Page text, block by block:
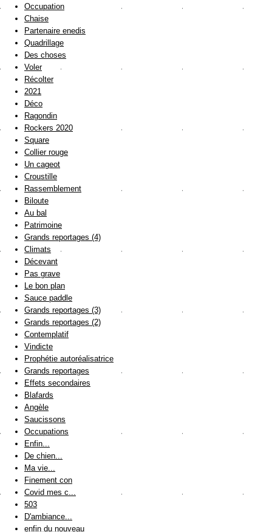
Occupation
Chaise
Partenaire enedis
Quadrillage
Des choses
Voler
Récolter
2021
Déco
Ragondin
Rockers 2020
Square
Collier rouge
Un cageot
Croustille
Rassemblement
Biloute
Au bal
Patrimoine
Grands reportages (4)
Climats
Décevant
Pas grave
Le bon plan
Sauce paddle
Grands reportages (3)
Grands reportages (2)
Contemplatif
Vindicte
Prophétie autoréalisatrice
Grands reportages
Effets secondaires
Blafards
Angèle
Saucissons
Occupations
Enfin...
De chien...
Ma vie...
Finement con
Covid mes c...
503
D'ambiance...
enfin du nouveau